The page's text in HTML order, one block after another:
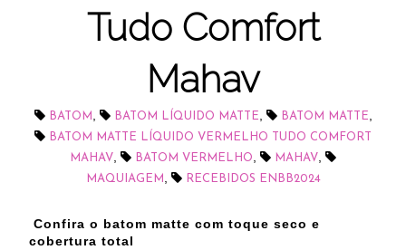
Tudo Comfort
Mahav
BATOM , BATOM LÍQUIDO MATTE, BATOM MATTE,
BATOM MATTE LÍQUIDO VERMELHO TUDO COMFORT
MAHAV, BATOM VERMELHO, MAHAV,
MAQUIAGEM , RECEBIDOS ENBB2024
Confira o batom matte com toque seco e
cobertura total